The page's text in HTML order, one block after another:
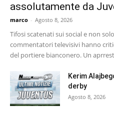
assolutamente da
marco - Agosto 8, 2026
Tifosi scatenati sui social e non
commentatori televisivi hanno
del portiere bianconero. Un
Kerim
derby
Agosto 8, 2026